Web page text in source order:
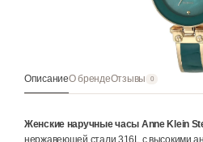
ОписаниеО брендеОтзывы